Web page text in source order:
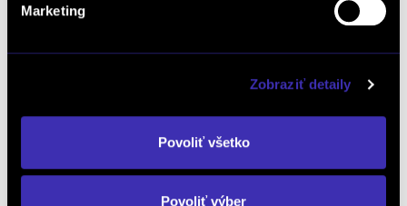
Marketing
Zobraziť detaily
Povoliť všetko
Povoliť výber
a príslušenstvo
Kalkulácia financovania